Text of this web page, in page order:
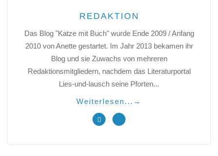
REDAKTION
Das Blog "Katze mit Buch" wurde Ende 2009 / Anfang
2010 von Anette gestartet. Im Jahr 2013 bekamen ihr
Blog und sie Zuwachs von mehreren
Redaktionsmitgliedern, nachdem das Literaturportal
Lies-und-lausch seine Pforten...
Weiterlesen... →